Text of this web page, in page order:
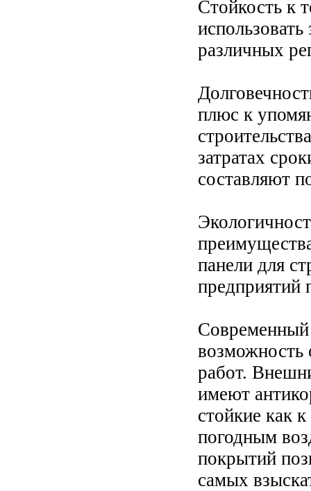
Стойкость к
различных
плюс к
затратах
составляют
панели для
Современный
возможность
работ.
имеют
стойкие как
погодным
покрытий
самых